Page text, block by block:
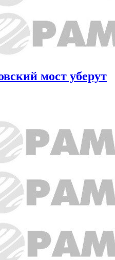
мост уберут